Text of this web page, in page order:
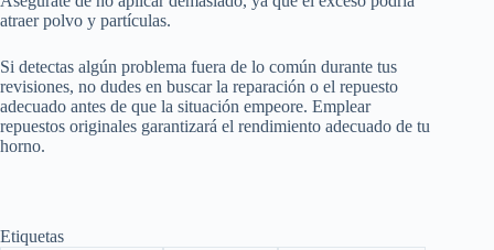
atraer polvo y partículas.
Si detectas algún problema fuera de lo común durante tus
revisiones, no dudes en buscar la reparación o el repuesto
adecuado antes de que la situación empeore. Emplear
repuestos originales garantizará el rendimiento adecuado de tu
horno.
Etiquetas